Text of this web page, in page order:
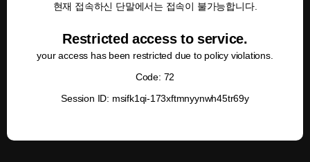
현재 접속하신 단말에서는 접속이 불가능합니다.
Restricted access to service.
your access has been restricted due to policy violations.
Code: 72
Session ID: msifk1qi-173xftmnyynwh45tr69y